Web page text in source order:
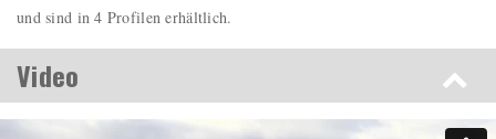
und sind in 4 Profilen erhältlich.
Video